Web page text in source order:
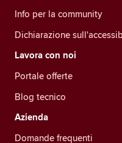
Info per la community
Dichiarazione
Lavora con noi
Portale offerte
Blog tecnico
Azienda
Domande frequenti